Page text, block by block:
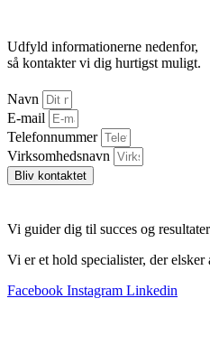
Udfyld informationerne nedenfor,
så kontakter vi dig hurtigst muligt.
Navn
E-mail
Telefonnummer
Virksomhedsnavn
Bliv kontaktet
Vi guider dig til succes og resultater
Vi er et hold specialister, der
Facebook Instagram Linkedin